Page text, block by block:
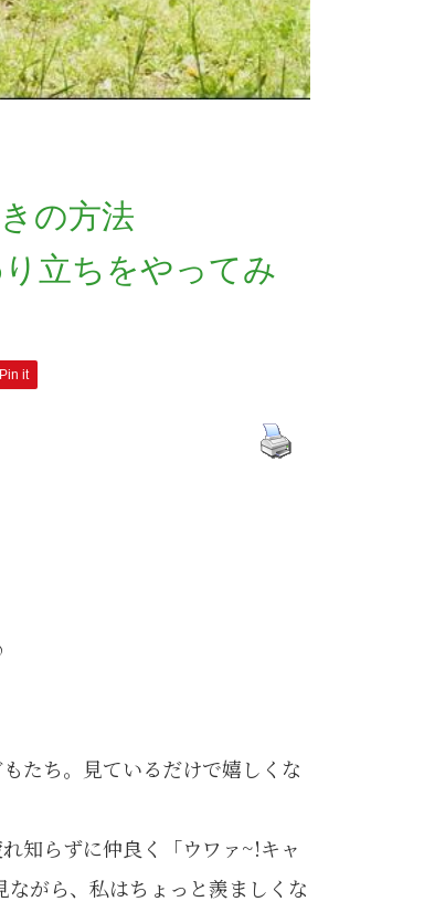
て置きの方法
立ちをやってみ
Pin it
たち。見ているだけで嬉しくな
知らずに仲良く「ウワァ~!キャ
がら、私はちょっと羨ましくな